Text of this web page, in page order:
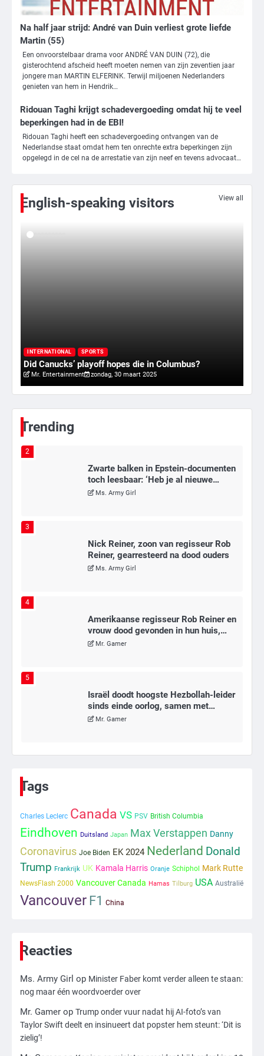
Na half jaar strijd: André van Duin verliest grote liefde
Martin (55)
Een onvoorstelbaar drama voor ANDRÉ VAN DUIN (72), die
gisterochtend afscheid heeft moeten nemen van zijn zeventien jaar
jongere man MARTIN ELFERINK. Terwijl miljoenen Nederlanders
genieten van hem in Hendrik…
Ridouan Taghi krijgt schadevergoeding omdat hij te veel
beperkingen had in de EBI!
Ridouan Taghi heeft een schadevergoeding ontvangen van de
Nederlandse staat omdat hem ten onrechte extra beperkingen zijn
opgelegd in de cel na de arrestatie van zijn neef en tevens advocaat…
English-speaking visitors View all
INTERNATIONAL SPORTS
Did Canucks’ playoff hopes die in Columbus?
Mr. Entertainment zondag, 30 maart 2025
Trending
3
Nick Reiner, zoon van regisseur Rob
Ms. Army Girl
4
ondanks onrust’
1
Mr. Gamer
2
Zwarte balken in Epstein-documenten
toch leesbaar: ‘Heb je al nieuwe
ongepaste vrienden voor me?’
Ms. Army Girl
3
Nick Reiner, zoon van regisseur Rob
Reiner, gearresteerd na dood ouders
Ms. Army Girl
4
Amerikaanse regisseur Rob Reiner en
vrouw dood gevonden in hun huis,
eigen zoon hoofdverdachte
Mr. Gamer
5
Israël doodt hoogste Hezbollah-leider
sinds einde oorlog, samen met
meerdere omwonenden
Mr. Gamer
6
1
Kleine veranderingen op komst
Mr. Gamer
2
3
Nick Reiner, zoon van regisseur Rob
Reiner, gearresteerd na dood ouders
Ms. Army Girl
Tags
Charles Leclerc Canada VS PSV British Columbia
Eindhoven Duitsland Japan Max Verstappen Danny
Coronavirus Joe Biden EK 2024 Nederland Donald
Trump Frankrijk UK Kamala Harris Oranje Schiphol Mark Rutte
NewsFlash 2000 Vancouver Canada Hamas Tilburg USA Australië
Vancouver F1 China
Reacties
Ms. Army Girl op Minister Faber komt verder alleen te staan:
nog maar één woordvoerder over
Mr. Gamer op Trump onder vuur nadat hij AI-foto’s van
Taylor Swift deelt en insinueert dat popster hem steunt: ‘Dit is
zielig’!